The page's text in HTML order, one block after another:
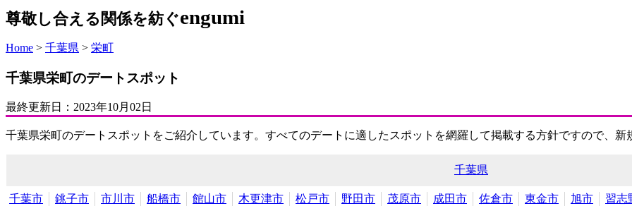
尊敬し合える関係を紡ぐengumi
Home > 千葉県 > 栄町
千葉県栄町のデートスポット
最終更新日： 2023年10月02日
千葉県栄町のデートスポットをご紹介しています。すべてのデートに適したスポットを網羅して掲載する方針ですので、新
千葉県
千葉市 銚子市 市川市 船橋市 館山市 木更津市 松戸市 野田市 茂原市 成田市 佐倉市 東金市 旭市 習志